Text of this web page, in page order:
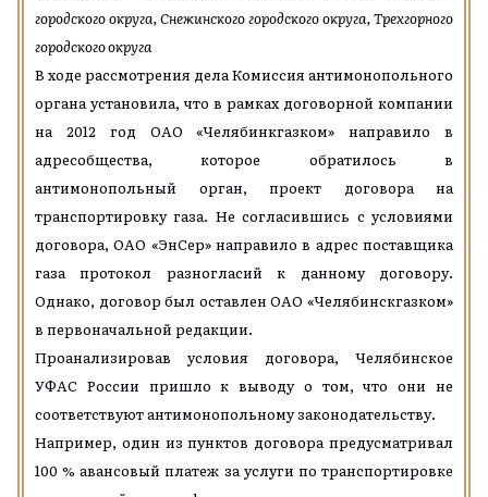
городского округа, Снежинского городского округа, Трехгорного
городского округа
В ходе рассмотрения дела Комиссия антимонопольного
органаустановила, что в рамках договорной компании
на 2012 год ОАО «Челябинкгазком» направило в
адресобщества,которое обратилось в
антимонопольный орган, проект договора на
транспортировку газа. Не согласившись с условиями
договора,ОАО «ЭнСер»направило в адреспоставщика
газапротокол разногласий к данному договору.
Однако, договор был оставленОАО «Челябинскгазком»
в первоначальной редакции.
Проанализировав условия договора, Челябинское
УФАС России пришло к выводу о том, что они не
соответствуют антимонопольному законодательству.
Например, один из пунктов договора предусматривал
100 % авансовый платеж зауслуги по транспортировке